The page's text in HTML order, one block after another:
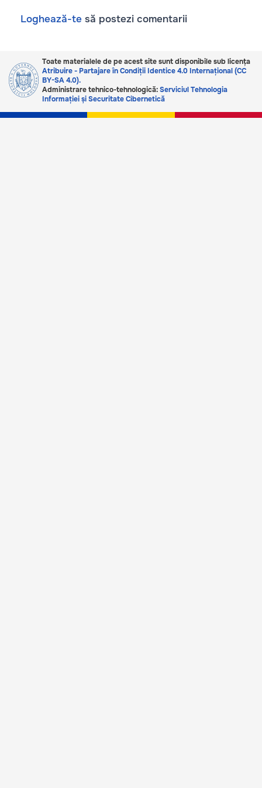
e
o
o
k
e
n
y
n
k
Loghează-te să postezi comentarii
Toate materialele de pe acest site sunt disponibile sub licența
Atribuire - Partajare în Condiții Identice 4.0 Internațional (CC
BY-SA 4.0).
Administrare tehnico-tehnologică:Serviciul Tehnologia
Informației și Securitate Cibernetică